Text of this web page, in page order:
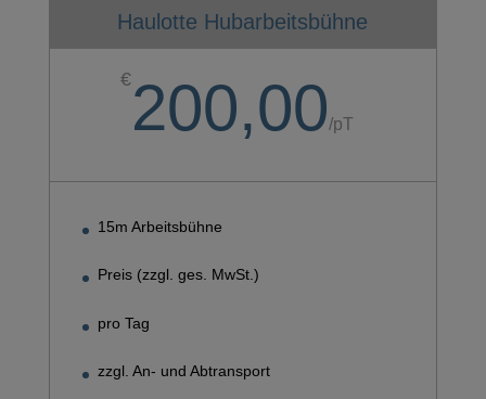
Haulotte Hubarbeitsbühne
€200,00/pT
15m Arbeitsbühne
Preis (zzgl. ges. MwSt.)
pro Tag
zzgl. An- und Abtransport